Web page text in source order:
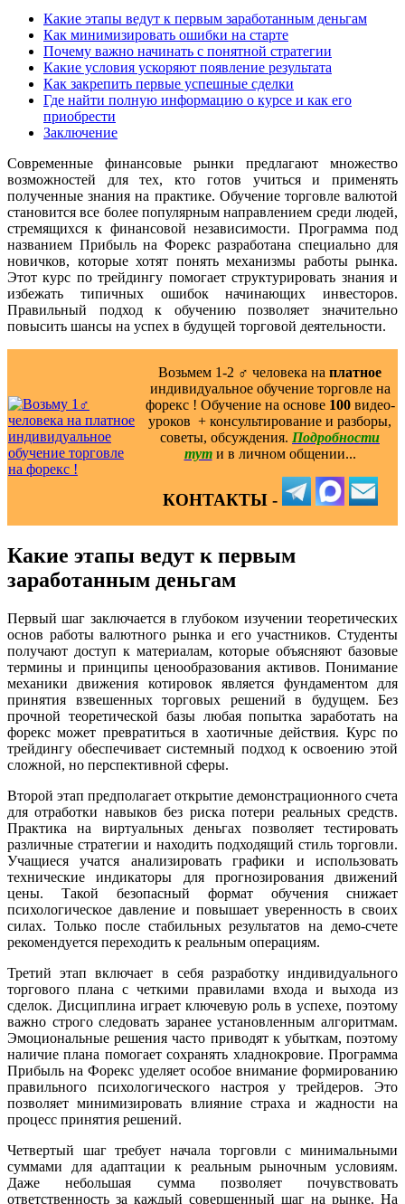
Какие этапы ведут к первым заработанным деньгам
Как минимизировать ошибки на старте
Почему важно начинать с понятной стратегии
Какие условия ускоряют появление результата
Как закрепить первые успешные сделки
Где найти полную информацию о курсе и как его
приобрести
Заключение
Современные финансовые рынки предлагают множество
возможностей для тех, кто готов учиться и применять
полученные знания на практике. Обучение торговле валютой
становится все более популярным направлением среди людей,
стремящихся к финансовой независимости. Программа под
названием Прибыль на Форекс разработана специально для
новичков, которые хотят понять механизмы работы рынка.
Этот курс по трейдингу помогает структурировать знания и
избежать типичных ошибок начинающих инвесторов.
Правильный подход к обучению позволяет значительно
повысить шансы на успех в будущей торговой деятельности.
Возьмем 1-2 ‍♂️ человека на платное
индивидуальное обучение торговле на
форекс ! Обучение на основе 100видео-
уроков ️ + консультирование и разборы,
советы, обсуждения. Подробности
тут и в личном общении...
КОНТАКТЫ -
Какие этапы ведут к первым
заработанным деньгам
Первый шаг заключается в глубоком изучении теоретических
основ работы валютного рынка и его участников. Студенты
получают доступ к материалам, которые объясняют базовые
термины и принципы ценообразования активов. Понимание
механики движения котировок является фундаментом для
принятия взвешенных торговых решений в будущем. Без
прочной теоретической базы любая попытка заработать на
форекс может превратиться в хаотичные действия. Курс по
трейдингу обеспечивает системный подход к освоению этой
сложной, но перспективной сферы.
Второй этап предполагает открытие демонстрационного счета
для отработки навыков без риска потери реальных средств.
Практика на виртуальных деньгах позволяет тестировать
различные стратегии и находить подходящий стиль торговли.
Учащиеся учатся анализировать графики и использовать
технические индикаторы для прогнозирования движений
цены. Такой безопасный формат обучения снижает
психологическое давление и повышает уверенность в своих
силах. Только после стабильных результатов на демо-счете
рекомендуется переходить к реальным операциям.
Третий этап включает в себя разработку индивидуального
торгового плана с четкими правилами входа и выхода из
сделок. Дисциплина играет ключевую роль в успехе, поэтому
важно строго следовать заранее установленным алгоритмам.
Эмоциональные решения часто приводят к убыткам, поэтому
наличие плана помогает сохранять хладнокровие. Программа
Прибыль на Форекс уделяет особое внимание формированию
правильного психологического настроя у трейдеров. Это
позволяет минимизировать влияние страха и жадности на
процесс принятия решений.
Четвертый шаг требует начала торговли с минимальными
суммами для адаптации к реальным рыночным условиям.
Даже небольшая сумма позволяет почувствовать
ответственность за каждый совершенный шаг на рынке. На